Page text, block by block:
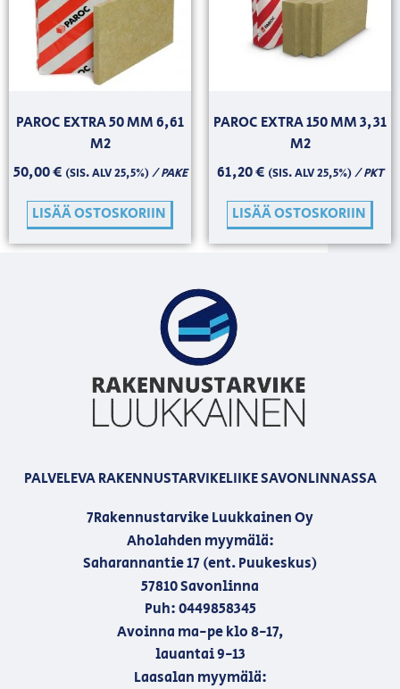
PAROC EXTRA 50 MM 6,61
M2
50,00€ (SIS. ALV 25,5%)/ PAKE
LISÄÄ OSTOSKORIIN
PAROC EXTRA 150 MM 3,31
M2
61,20€ (SIS. ALV 25,5%)/ PKT
LISÄÄ OSTOSKORIIN
PALVELEVA RAKENNUSTARVIKELIIKE SAVONLINNASSA
7Rakennustarvike Luukkainen Oy
Aholahden myymälä:
Saharannantie 17 (ent. Puukeskus)
57810 Savonlinna
Puh: 0449858345
Avoinna ma-pe klo 8-17,
lauantai 9-13
Laasalan myymälä: